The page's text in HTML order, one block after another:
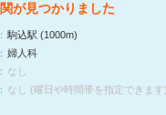
が見つかりました
駒込駅 (1000m)
婦人科
なし
なし (曜日や時間帯を指定できます)